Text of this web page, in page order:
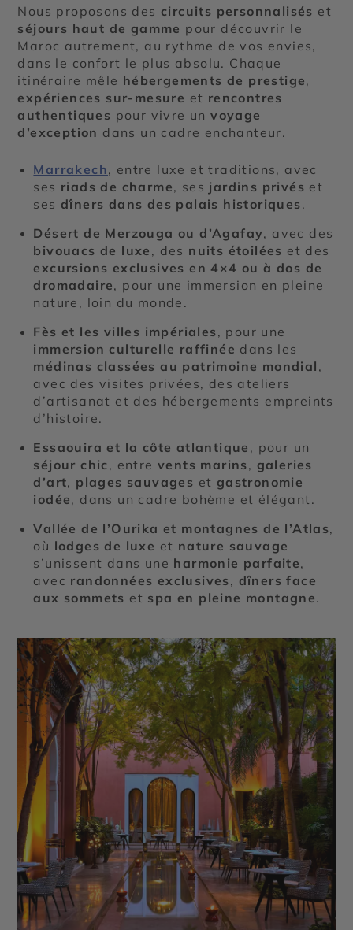
Nous proposons des circuits personnalisés et
séjours haut de gamme pour découvrir le
Maroc autrement, au rythme de vos envies,
dans le confort le plus absolu. Chaque
itinéraire mêle hébergements de prestige,
expériences sur-mesure et rencontres
authentiques pour vivre unvoyage
d’exception dans un cadre enchanteur.
Marrakech, entre luxe et traditions, avec
ses riads de charme, ses jardins privés et
ses dîners dans des palais historiques.
Désert de Merzouga ou d’Agafay, avec des
bivouacs de luxe , des nuits étoilées et des
excursions exclusives en 4×4 ou à dos de
dromadaire, pour une immersion en pleine
nature, loin du monde.
Fès et les villes impériales, pour une
immersion culturelle raffinée dans les
médinas classées au patrimoine mondial ,
avec des visites privées, des ateliers
d’artisanat et des hébergements empreints
d’histoire.
Essaouira et la côte atlantique , pour un
séjour chic , entrevents marins, galeries
d’art, plages sauvages et gastronomie
iodée, dans un cadre bohème et élégant.
Vallée de l’Ourika et montagnes de l’Atlas,
où lodges de luxe et nature sauvage
s’unissent dans une harmonie parfaite,
avec randonnées exclusives, dîners face
aux sommets et spa en pleine montagne.